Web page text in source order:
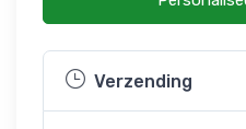
Verzending